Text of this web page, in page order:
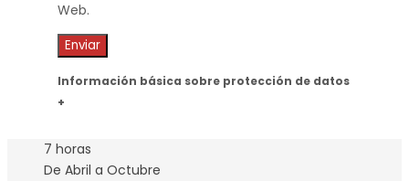
Web.
Información básica sobre protección de datos
+
7 horas
De Abril a Octubre